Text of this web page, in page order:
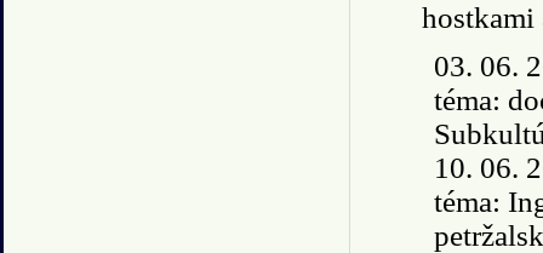
hostkami
03. 06.
téma:
10. 06.
téma: